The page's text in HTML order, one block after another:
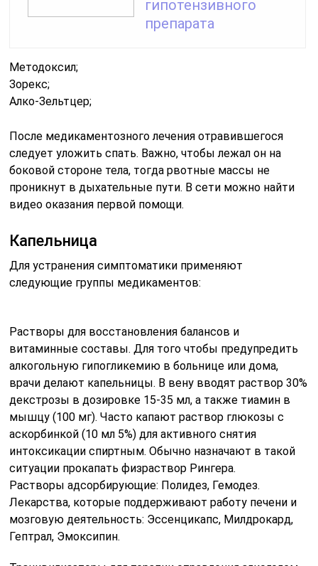
гипотензивного
препарата
Методоксил;
Зорекс;
Алко-Зельтцер;
После медикаментозного лечения отравившегося
следует уложить спать. Важно, чтобы лежал он на
боковой стороне тела, тогда рвотные массы не
проникнут в дыхательные пути. В сети можно найти
видео оказания первой помощи.
Капельница
Для устранения симптоматики применяют
следующие группы медикаментов:
Растворы для восстановления балансов и
витаминные составы. Для того чтобы предупредить
алкогольную гипогликемию в больнице или дома,
врачи делают капельницы. В вену вводят раствор 30%
декстрозы в дозировке 15-35 мл, а также тиамин в
мышцу (100 мг). Часто капают раствор глюкозы с
аскорбинкой (10 мл 5%) для активного снятия
интоксикации спиртным. Обычно назначают в такой
ситуации прокапать физраствор Рингера.
Растворы адсорбирующие: Полидез, Гемодез.
Лекарства, которые поддерживают работу печени и
мозговую деятельность: Эссенцикапс, Милдрокард,
Гептрал, Эмоксипин.